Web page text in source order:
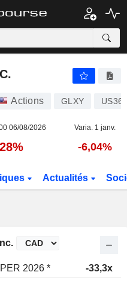
Actions GLXY
06/08/2026 Varia. 1 janv.
-6,04%
Actualités
PER 2026 * -33,3x